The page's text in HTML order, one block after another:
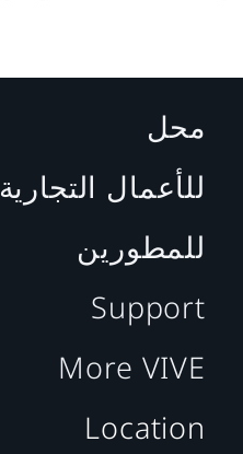
محل
للأعمال التجارية
للمطورين
Support
More VIVE
Location